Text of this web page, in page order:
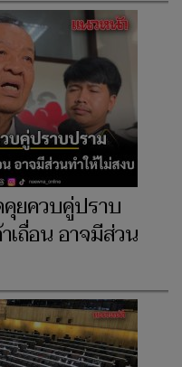
ยควบคู่ปราบ
เถื่อน อาจมีส่วน